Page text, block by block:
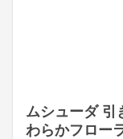
ムシューダ 引
わらかフロー